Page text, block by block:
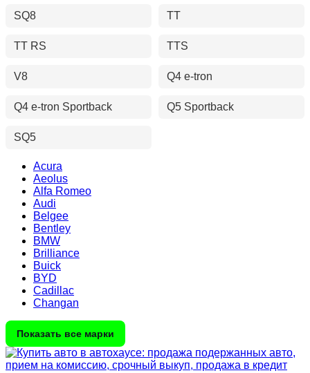
SQ8 TT
TT RS TTS
V8 Q4 e-tron
Q4 e-tron Sportback Q5 Sportback
SQ5
Acura
Aeolus
Alfa Romeo
Audi
Belgee
Bentley
BMW
Brilliance
Buick
BYD
Cadillac
Changan
Показать все марки